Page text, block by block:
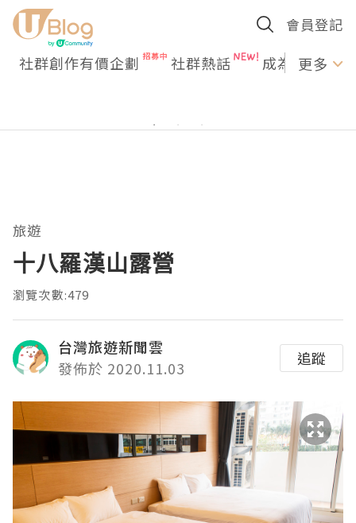
會員登記
社群創作有價企劃 社群熱話 成為U更多
旅遊
十八羅漢山露營
瀏覽次數:479
台灣旅遊新聞雲
發佈於 2020.11.03
追蹤